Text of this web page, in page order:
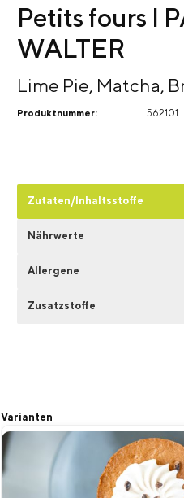
Petits fours I
WALTER
Lime Pie, Matcha,
Produktnummer: 562101
Zutaten/Inhaltsstoffe
Nährwerte
Allergene
Zusatzstoffe
Produktgalerie überspringen
Varianten